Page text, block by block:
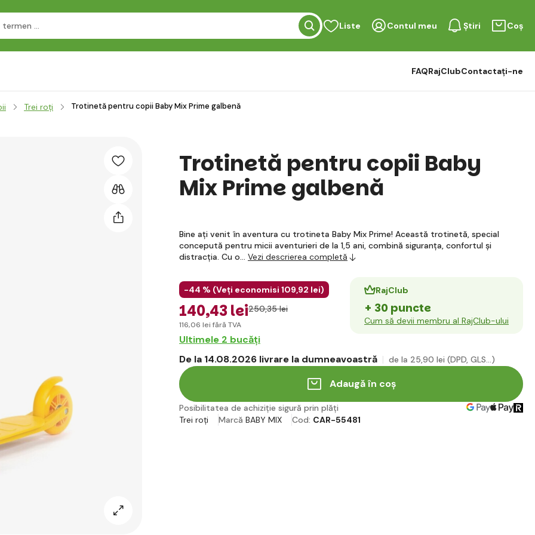
Liste Contul meu Știri Coș
FAQRajClubContactați-ne
Trei roți Trotinetă pentru copii Baby Mix Prime galbenă
Trotinetă pentru copii Baby
Mix Prime galbenă
Bine ați venit în aventura cu trotineta Baby Mix Prime! Această trotinetă, special
concepută pentru micii aventurieri de la 1,5 ani, combină siguranța, confortul și
distracția. Cu o… Vezi descrierea completă
-44 % (Veți economisi 109,92 lei)
140,43 lei250,35 lei
116,06 lei fără TVA
RajClub
+ 30 puncte
Cum să devii membru al RajClub-ului
Ultimele 2 bucăți
De la 14.08.2026 livrare la dumneavoastră
de la 25,90 lei (DPD, GLS...)
Adaugă în coș
Posibilitatea de achiziție sigură prin plăți
Trei roți
Marcă BABY MIX Cod: CAR-55481